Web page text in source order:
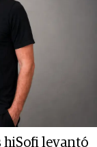
hiSofi levantó